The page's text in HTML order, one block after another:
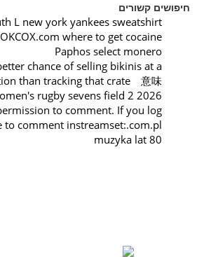
חיפושים קשורים
L new york yankees sweatshirt
where to get cocaine
Paphos select monero
chance of selling bikinis at a
than tracking that crate 意味
rugby sevens field 2 2026
to comment. If you log
to comment instreamset:.com.pl
muzyka lat 80